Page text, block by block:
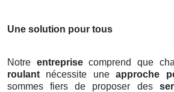
Une solution pour tous
Notre entreprisecomprend que
roulant nécessite uneapproche
sommes fiers de proposer des